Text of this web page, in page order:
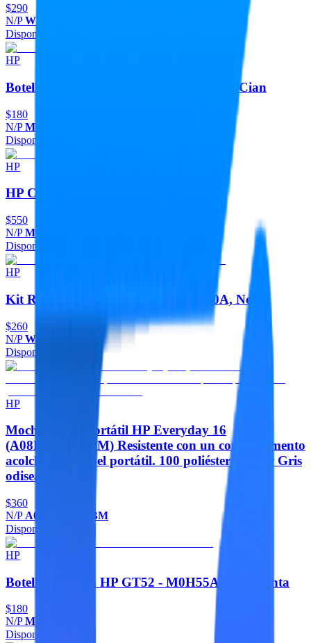
$290
N/PW1103A
Disponible
HP
Botella de Tinta HP GT52 - M0H54AL - Cian
$180
N/PM0H54AL
Disponible
HP
HP Cabezal M0H50AL Tricolor
$550
N/PM0H50AL
Disponible
HP
Kit Recarga Tóner HP 154A - W1540A, Negro
$260
N/PW1540A
Disponible
HP
Mochila para portátil HP Everyday 16
(A08KLUT#ABM) Resistente con un compartimento
acolchado para el portátil. 100 poliéster - Color Gris
odisea 16
$360
N/P A08KLUT#ABM
Disponible
HP
Botella de Tinta HP GT52 - M0H55AL - Magenta
$180
N/PM0H55AL
Disponible